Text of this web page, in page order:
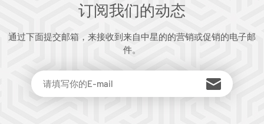
订阅我们的动态
通过下面提交邮箱，来接收到来自中星的的营销或促销的电子邮
件。